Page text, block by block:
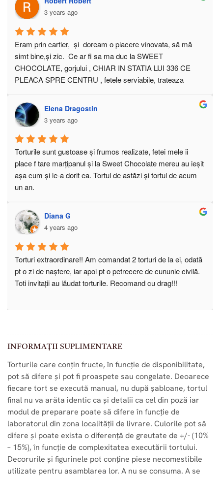
3 years ago
Eram prin cartier,  și  doream o placere vinovata, să mă
simt bine,și zic.  Ce ar fi sa ma duc la SWEET
CHOCOLATE, gorjului , CHIAR IN STATIA LUI 336 CE
PLEACA SPRE CENTRU , fetele serviabile, trateaza
comertului. Si a gatitului CHIAR MI-AU MERS LA SUFLET,
atmosfera a fost degajată,  am discutat diverse  despre
prospetime, AROME ȘI DIVERSE condimente, mi-a placut
atmosfera. mai ales, ca mai fusesem si  inainte. o
aFACERE BUNĂ  ÎNSEAMNĂ SĂ ȘTII SĂ IȚI VINZI CU
ABILITATE MARFA. ȘI ELE CHAIR STIU. FELICITĂRI,PT
O BUNA PRAJITURA IN ORASChiar era veselie  acolo.
produse proaspete tot timpul, si inainte, gen un an sau 2mai
executată. AU LAborator propriu, ceea ce e un
avantaj.CHiar merită sa ăervești o prăjitură in oraș la Sweet
Chocolate.GORJULUI in martie am luat fursecuri, Și nu
demult,(o saptamana)a trebuit sa indulcesc niste prietene.
au fost apreciate. N-ai cum sa dai greș. Si prajitura diplomat
e, din cale afara de buna. TOTU-i BUN, Felicitari SWEET
CHOCOLATE GORJULUI
Elena Dragostin
3 years ago
Torturile sunt gustoase și frumos realizate, fetei mele ii
place f tare marțipanul și la Sweet Chocolate mereu au ieșit
așa cum și le-a dorit ea. Tortul de astăzi și tortul de acum
un an.
Diana G
4 years ago
Torturi extraordinare!! Am comandat 2 torturi de la ei, odată
pt o zi de naștere, iar apoi pt o petrecere de cununie civilă.
Toti invitații au lăudat torturile. Recomand cu drag!!!
INFORMAȚII SUPLIMENTARE
Torturile care conțin fructe, în funcție de disponibilitate,
pot să difere și pot fi proaspete sau congelate. Deoarece
fiecare tort se execută manual, nu după șabloane, tortul
final nu va arăta identic ca și detalii ca cel din poză iar
modul de preparare poate să difere în funcție de
laboratorul din zona localității de livrare. Culorile pot să
difere și poate exista o diferență de greutate de +/- (10%
– 15%), în funcție de complexitatea executării tortului.
Decorurile și figurinele pot conține piese necomestibile
utilizate pentru asamblarea lor. A nu se consuma. A se